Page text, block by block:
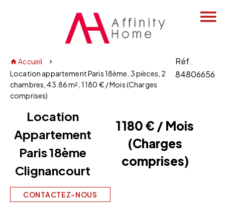
Accueil
Location appartement Paris 18ème, 3 pièces, 2
chambres, 43.86 m², 1 180 € / Mois (Charges
comprises)
Réf.
84806656
CONTACTEZ-NOUS
Location
Appartement
Paris 18ème
Clignancourt
1 180 € / Mois
(Charges
comprises)